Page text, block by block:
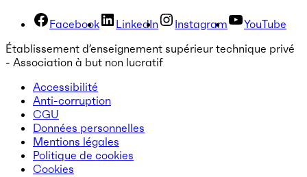
Facebook LinkedIn Instagram
YouTube
Établissement d’enseignement supérieur technique privé
- Association à but non lucratif
Accessibilité
Anti-corruption
CGU
Données personnelles
Mentions légales
Politique de cookies
Cookies